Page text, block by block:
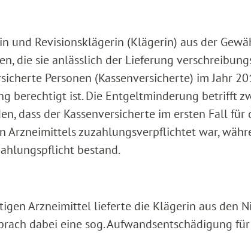
und Revisionsklägerin (Klägerin) aus der
die sie anlässlich der Lieferung
Personen (Kassenversicherte) im Jahr
berechtigt ist. Die Entgeltminderung betrifft
dass der Kassenversicherte im ersten Fall für
Arzneimittels zuzahlungsverpflichtet war,
bestand.
Arzneimittel lieferte die Klägerin aus den
dabei eine sog. Aufwandsentschädigung